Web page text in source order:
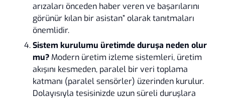
arızaları önceden haber veren ve başarılarını
görünür kılan bir asistan” olarak tanıtmaları
önemlidir.
Sistem kurulumu üretimde duruşa neden olur
mu?Modern üretim izleme sistemleri, üretim
akışını kesmeden, paralel bir veri toplama
katmanı (paralel sensörler) üzerinden kurulur.
Dolayısıyla tesisinizde uzun süreli duruşlara